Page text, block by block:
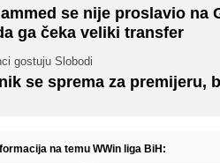
se nije proslavio na
ga čeka veliki transfer
gostuju Slobodi
se sprema za premijeru,
na temu WWin liga BiH: